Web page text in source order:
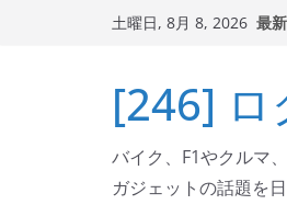
土曜日, 8月 8, 2026 最
[246] ロ
バイク、F1やクルマ
ガジェットの話題を